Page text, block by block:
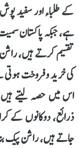
کے طلباء اور سفید
ہے، جبکہ پاکستان
تقسیم کرتے ہیں،
کی خرید و فروخت ہوتی
اس میں حصہ لیتے
ذرائع، دوکانوں کے
جاتے ہیں، راشن پیک